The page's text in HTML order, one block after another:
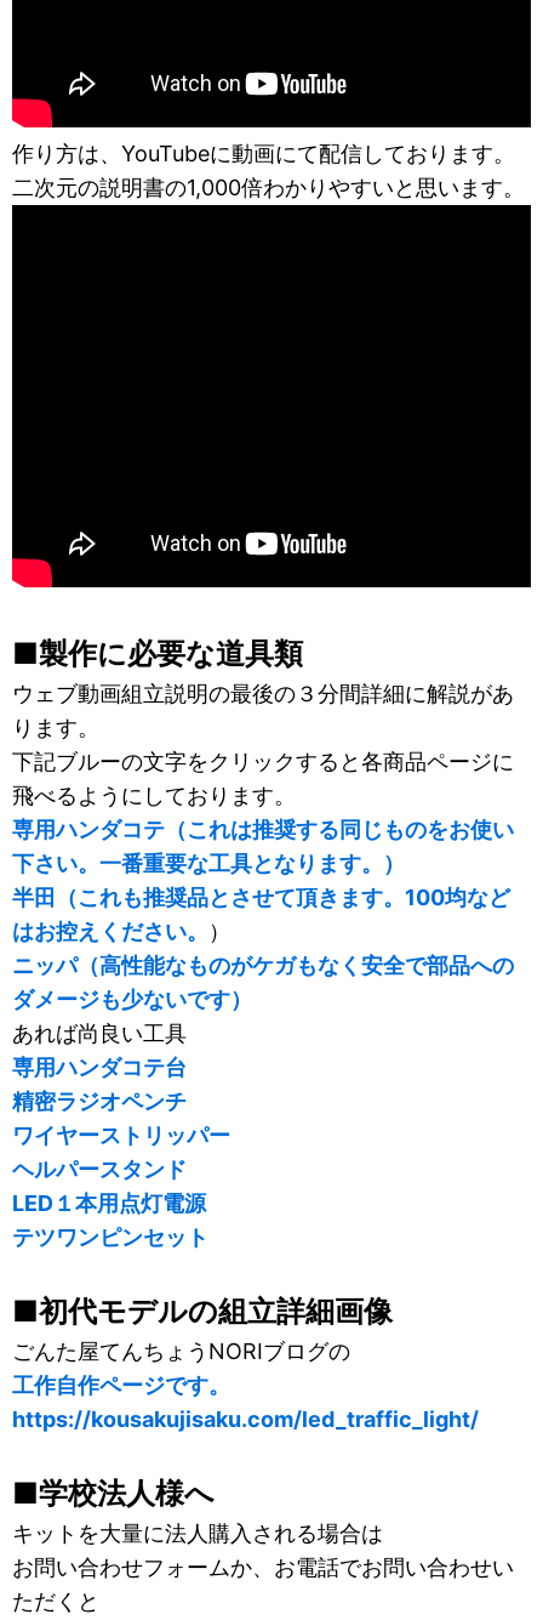
作り方は、YouTubeに動画にて配信しております。
二次元の説明書の1,000倍わかりやすいと思います。
■製作に必要な道具類
ウェブ動画組立説明の最後の３分間詳細に解説があ
ります。
下記ブルーの文字をクリックすると各商品ページに
飛べるようにしております。
専用ハンダコテ（これは推奨する同じものをお使い
下さい。一番重要な工具となります。）
半田（これも推奨品とさせて頂きます。100均など
はお控えください。
）
ニッパ（高性能なものがケガもなく安全で部品への
ダメージも少ないです）
あれば尚良い工具
専用ハンダコテ台
精密ラジオペンチ
ワイヤーストリッパー
ヘルパースタンド
LED１本用点灯電源
テツワンピンセット
■初代モデルの組立詳細画像
ごんた屋てんちょうNORIブログの
工作自作ページです。
https://kousakujisaku.com/led_traffic_light/
■学校法人様へ
キットを大量に法人購入される場合は
お問い合わせフォームか、お電話でお問い合わせい
ただくと